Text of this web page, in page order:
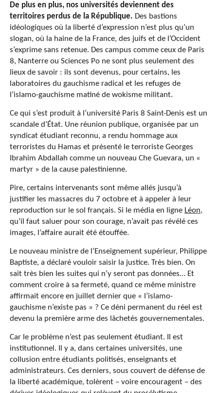
De plus en plus, nos universités deviennent des
territoires perdus de la République. Des bastions
idéologiques où la liberté d’expression n’est plus qu’un
slogan, où la haine de la France, des juifs et de l’Occident
s’exprime sans retenue. Des campus comme ceux de Paris
8, Nanterre ou Sciences Po ne sont plus seulement des
lieux de savoir : ils sont devenus, pour certains, les
laboratoires du gauchisme radical et les refuges de
l’islamo-gauchisme matiné de wokisme militant.
Ce qui s’est produit à l’université Paris 8 Saint-Denis est un
scandale d’État. Une réunion publique, organisée par un
syndicat étudiant reconnu, a rendu hommage aux
terroristes du Hamas et présenté le terroriste Georges
Ibrahim Abdallah comme un nouveau Che Guevara, un «
martyr » de la cause palestinienne.
Pire, certains intervenants sont même allés jusqu’à
justifier les massacres du 7 octobre et à appeler à leur
reproduction sur le sol français. Si le média en ligne Léon,
qu’il faut saluer pour son courage, n’avait pas révélé ces
images, l’affaire aurait été étouffée.
Le nouveau ministre de l’Enseignement supérieur, Philippe
Baptiste, a déclaré vouloir saisir la justice. Très bien. On
sait très bien les suites qui n’y seront pas données… Et
comment croire à sa fermeté, quand ce même ministre
affirmait encore en juillet dernier que « l’islamo-
gauchisme n’existe pas » ? Ce déni permanent du réel est
devenu la première arme des lâchetés gouvernementales.
Car le problème n’est pas seulement étudiant. Il est
institutionnel. Il y a, dans certaines universités, une
collusion entre étudiants politisés, enseignants et
administrateurs. Ces derniers, sous couvert de défense de
la liberté académique, tolèrent – voire encouragent – des